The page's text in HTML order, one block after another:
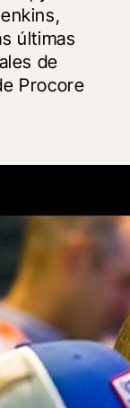
últimas
de
Procore